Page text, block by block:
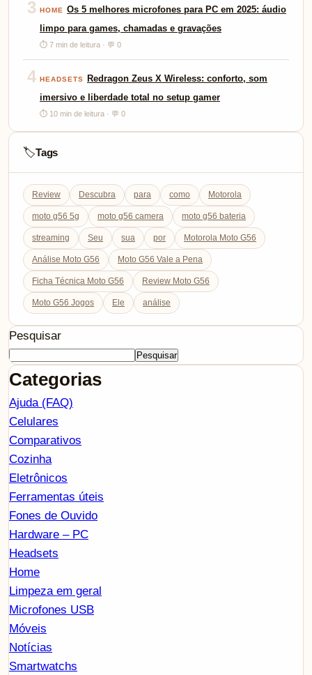
3 HOME
Os 5 melhores microfones para PC em 2025: áudio
limpo para games, chamadas e gravações
⏱ 7 min de leitura · 💬 0
4 HEADSETS
Redragon Zeus X Wireless: conforto, som
imersivo e liberdade total no setup gamer
⏱ 10 min de leitura · 💬 0
🏷️Tags
Review Descubra para como Motorola
moto g56 5g moto g56 camera moto g56 bateria
streaming Seu sua por Motorola Moto G56
Análise Moto G56 Moto G56 Vale a Pena
Ficha Técnica Moto G56 Review Moto G56
Moto G56 Jogos Ele análise
Pesquisar
Pesquisar
Categorias
Ajuda (FAQ)
Celulares
Comparativos
Cozinha
Eletrônicos
Ferramentas úteis
Fones de Ouvido
Hardware – PC
Headsets
Home
Limpeza em geral
Microfones USB
Móveis
Notícias
Smartwatchs